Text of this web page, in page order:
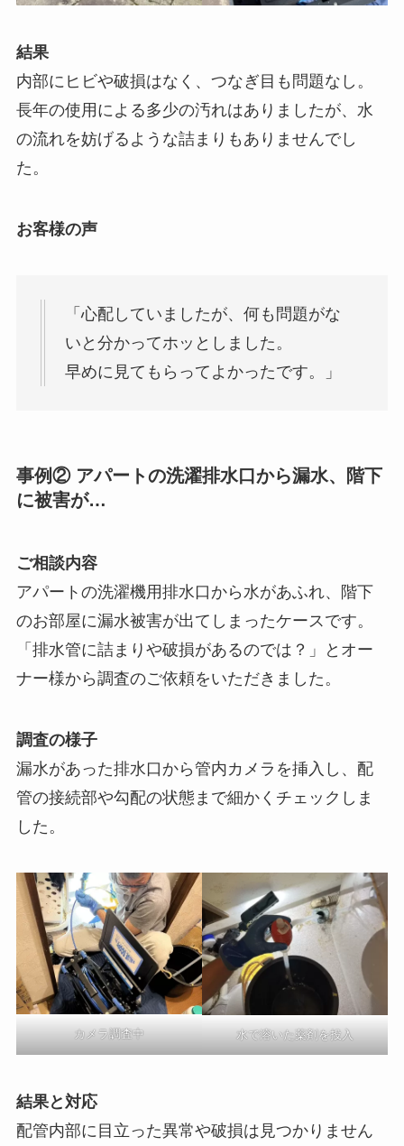
結果
内部にヒビや破損はなく、つなぎ目も問題なし。
長年の使用による多少の汚れはありましたが、水
の流れを妨げるような詰まりもありませんでし
た。
お客様の声
「心配していましたが、何も問題がな
いと分かってホッとしました。
早めに見てもらってよかったです。」
事例② アパートの洗濯排水口から漏水、階下
に被害が…
ご相談内容
アパートの洗濯機用排水口から水があふれ、階下
のお部屋に漏水被害が出てしまったケースです。
「排水管に詰まりや破損があるのでは？」とオー
ナー様から調査のご依頼をいただきました。
調査の様子
漏水があった排水口から管内カメラを挿入し、配
管の接続部や勾配の状態まで細かくチェックしま
した。
カメラ調査中 水で溶いた薬剤を投入
結果と対応
配管内部に目立った異常や破損は見つかりません